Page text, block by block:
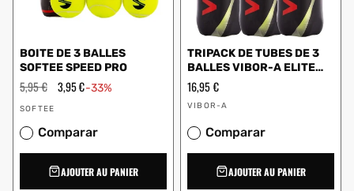
BOITE DE 3 BALLES
SOFTEE SPEED PRO
Prix
régulier
5,95 € Prix
en
3,95 €-33%
Vendeur
SOFTEE
Comparar
AJOUTER AU PANIER
TRIPACK DE TUBES DE 3
BALLES VIBOR-A ELITE
TEAM
Prix
régulier
16,95 €
Vendeur
VIBOR-A
Comparar
AJOUTER AU PANIER